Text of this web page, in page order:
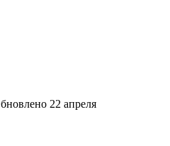
22 апреля